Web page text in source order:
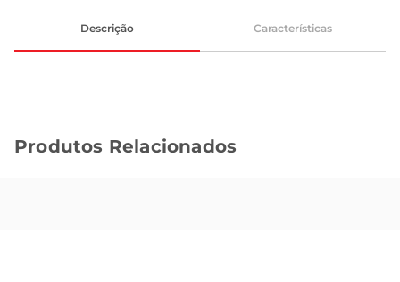
Descrição Características
Produtos Relacionados